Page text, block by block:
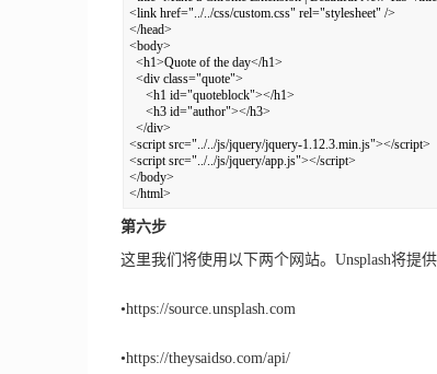
<link href="../../css/custom.css" rel="stylesheet" />
</head>
<body>
<h1>Quote of the day</h1>
<div class="quote">
<h1 id="quoteblock"></h1>
<h3 id="author"></h3>
</div>
<script src="../../js/jquery/jquery-1.12.3.min.js"></script>
<script src="../../js/jquery/app.js"></script>
</body>
</html>
第六步
这里我们将使用以下两个网站。Unsplash将提
•https://source.unsplash.com
•https://theysaidso.com/api/